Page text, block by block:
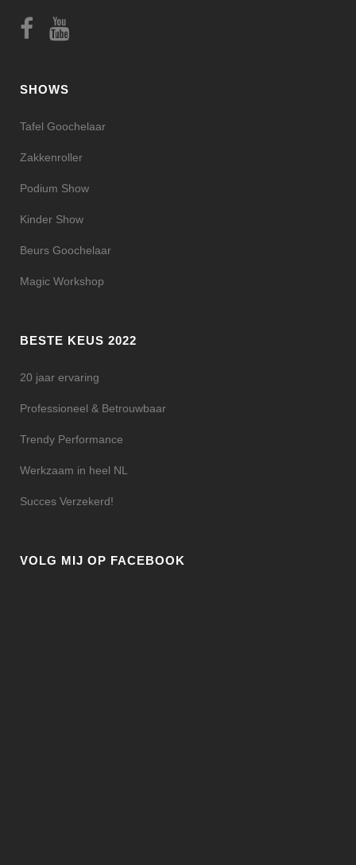
SHOWS
Tafel Goochelaar
Zakkenroller
Podium Show
Kinder Show
Beurs Goochelaar
Magic Workshop
BESTE KEUS 2022
20 jaar ervaring
Professioneel & Betrouwbaar
Trendy Performance
Werkzaam in heel NL
Succes Verzekerd!
VOLG MIJ OP FACEBOOK